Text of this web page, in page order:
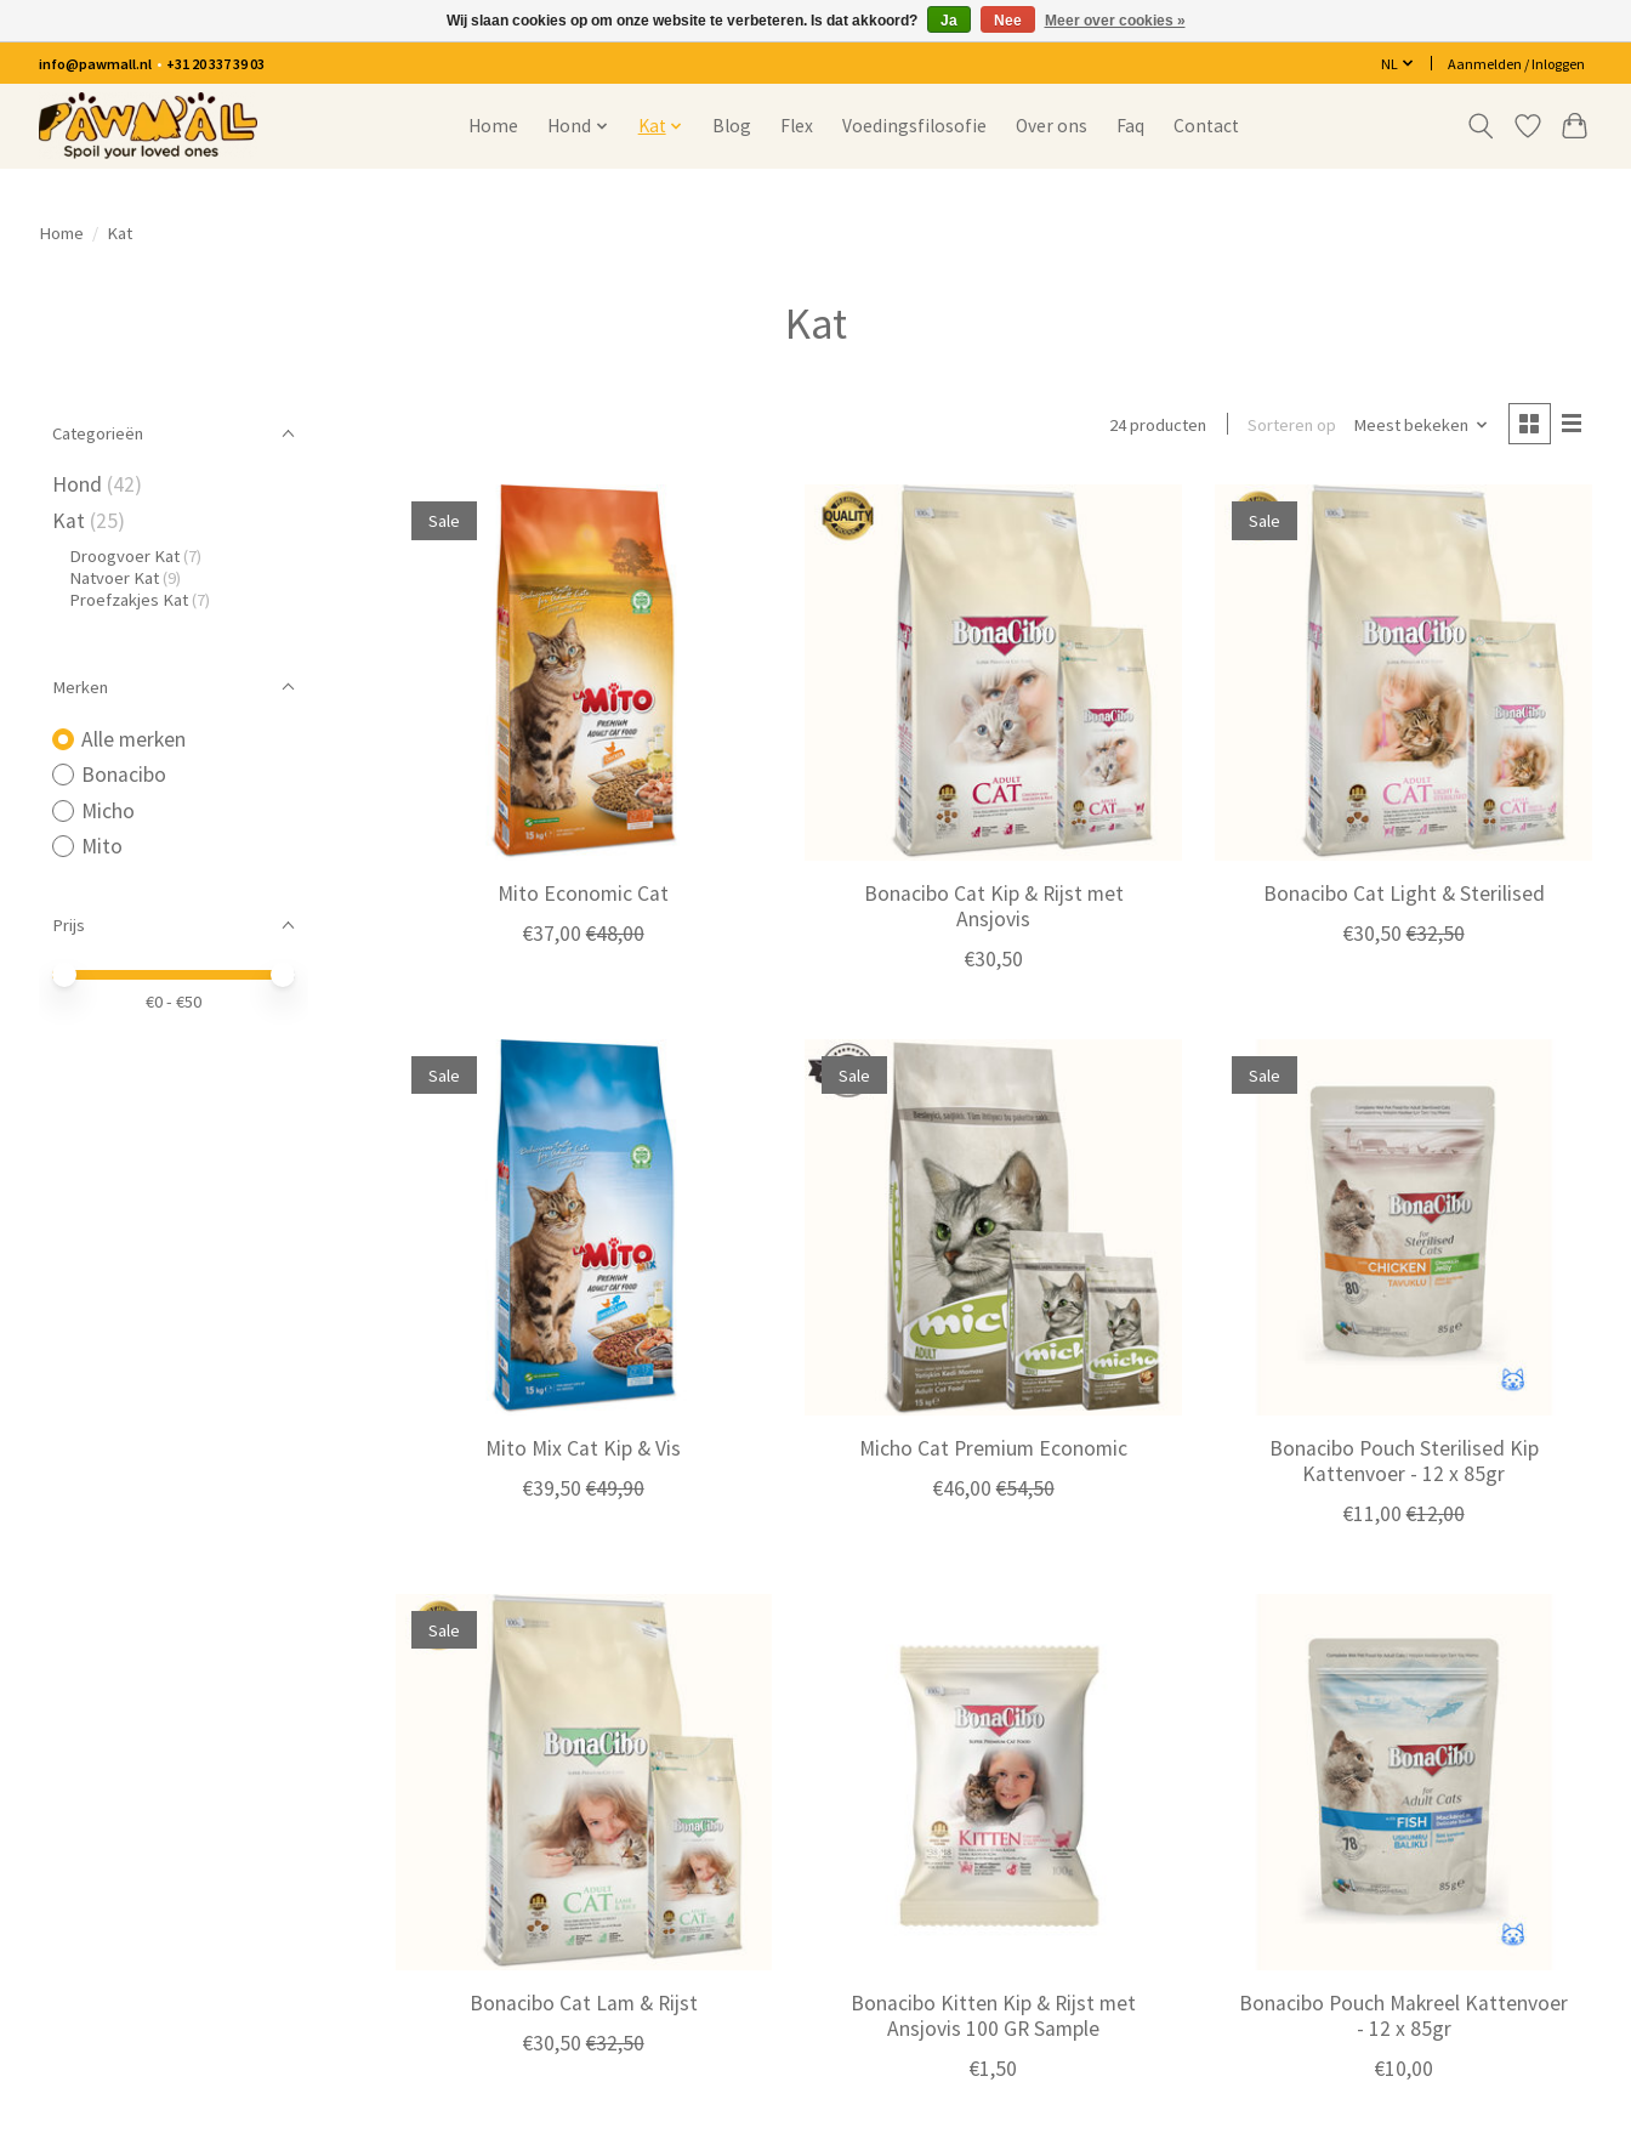
info@pawmall.nl • +31 20 337 39 03 NL Aanmelden / Inloggen
Home Hond Kat Blog Flex Voedingsfilosofie Over ons Faq Contact
Home / Kat
Kat
Categorieën
Hond (42)
Kat (25)
Droogvoer Kat (7)
Natvoer Kat (9)
Proefzakjes Kat (7)
Merken
Alle merken
Bonacibo
Micho
Mito
Prijs
Minimale prijswaarde
Price maximum value
€0- €50
24 producten Sorteren op Meest bekeken
Sale
Mito Economic Cat
€37,00 €48,00
Bonacibo Cat Kip & Rijst met
Ansjovis
€30,50
Sale
Bonacibo Cat Light & Sterilised
€30,50 €32,50
Sale
Mito Mix Cat Kip & Vis
€39,50 €49,90
Sale
Micho Cat Premium Economic
€46,00 €54,50
Sale
Bonacibo Pouch Sterilised Kip
Kattenvoer - 12 x 85gr
€11,00 €12,00
Sale
Bonacibo Cat Lam & Rijst
€30,50 €32,50
Bonacibo Kitten Kip & Rijst met
Ansjovis 100 GR Sample
€1,50
Bonacibo Pouch Makreel Kattenvoer
- 12 x 85gr
€10,00
Wij slaan cookies op om onze website te verbeteren. Is dat akkoord? Ja Nee Meer over cookies »